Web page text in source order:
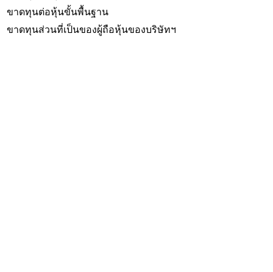
ขาดทุนต่อหุ้นขั้นพื้นฐาน
ขาดทุนส่วนที่เป็นของผู้ถือหุ้นของบริษัทฯ